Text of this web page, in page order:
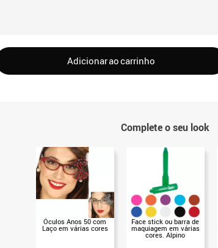
Adicionar ao carrinho
Complete o seu look
Óculos Anos 50 com
Laço em várias cores
Face stick ou barra de
maquiagem em várias
cores. Alpino